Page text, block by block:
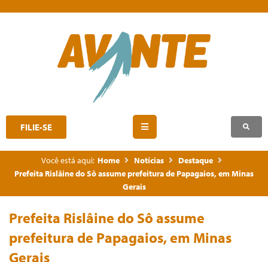
FILIE-SE
Você está aqui: Home Notícias
Destaque
Prefeita Rislâine do Sô assume prefeitura de Papagaios, em Minas
Gerais
Prefeita Rislâine do Sô assume
prefeitura de Papagaios, em Minas
Gerais